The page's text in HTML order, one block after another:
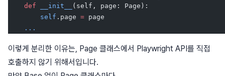
    def
__init__
(self, page: Page):
        self
.page = page
    ...
이렇게 분리한 이유는, Page 클래스에서 Playwright API를 직접
호출하지 않기 위해서입니다.